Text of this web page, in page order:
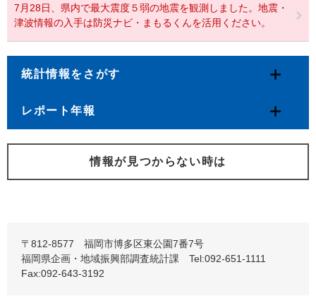
7月28日、県内で最大震度５弱の地震を観測しました。地震・
津波情報の入手は防災ナビ・まもるくんを活用ください。
統計情報をさがす
レポート年報
情報が見つからない時は
〒812-8577 福岡市博多区東公園7番7号
福岡県企画・地域振興部調査統計課 Tel:092-651-1111
Fax:092-643-3192